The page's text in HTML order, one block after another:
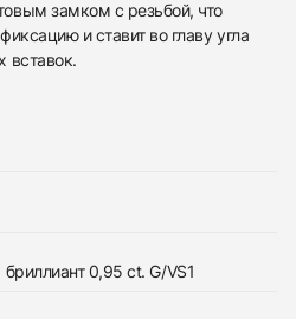
замком с резьбой, что
и ставит во главу угла
вставок.
0,95 ct. G/VS1
данные и мы свяжемся